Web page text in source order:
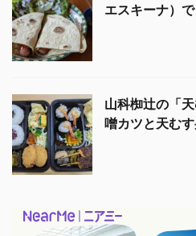
エスキーナ）
山科椥辻の「
噌カツと天む